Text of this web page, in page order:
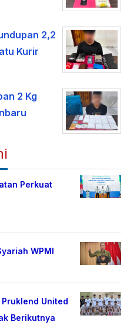
2,2
Kurir
2 Kg
Perkuat
WPMI
Pruklend United
Berikutnya